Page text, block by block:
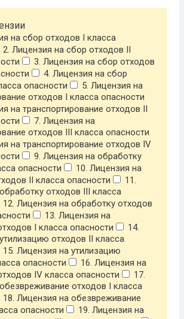
на сбор отходов I класса
2. Лицензия на сбор отходов II
3. Лицензия на сбор отходов
4. Лицензия на сбор
опасности
5. Лицензия на
отходов I класса опасности
на транспортирование отходов II
7. Лицензия на
отходов III класса опасности
на транспортирование отходов IV
9. Лицензия на обработку
опасности
10. Лицензия на
II класса опасности
11.
отходов III класса
12. Лицензия на обработку отходов
13. Лицензия на
I класса опасности
14.
отходов II класса
15. Лицензия на утилизацию
опасности
16. Лицензия на
IV класса опасности
17.
отходов I класса
18. Лицензия на обезвреживание
опасности
19. Лицензия на